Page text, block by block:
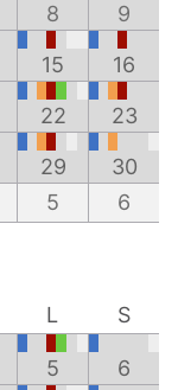
8 9
15 16
22 23
29
30
5 6
L
S
5 6